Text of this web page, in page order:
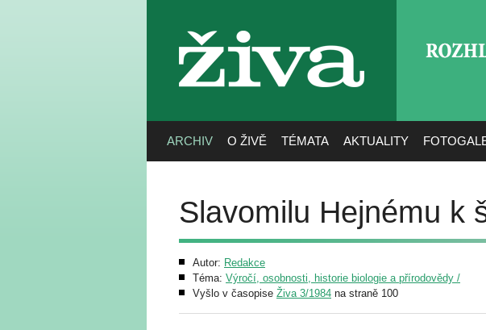
živa
ARCHIV O ŽIVĚ TÉMATA AKTUALITY
Slavomilu Hejnému k
Autor: Redakce
Téma: Výročí, osobnosti, historie biologie a přírodovědy /
Vyšlo v časopise Živa 3/1984 na straně 100